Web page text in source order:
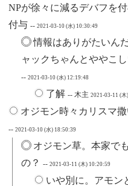
NPが徐々に減るデバフを
付与--2021-03-10 (水) 10:30:49
情報はありがたいん
ャックちゃんとややこ
--2021-03-10 (水) 12:19:48
了解-- 木主2021-03-11 (
オジモン時々カリスマ
--2021-03-10 (水) 18:50:39
オジモン草。本家で
の？--2021-03-11 (木) 10:20:59
いや別に。アモン